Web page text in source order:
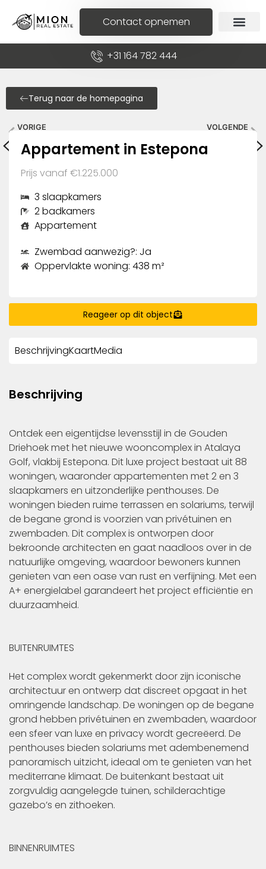
Contact opnemen
+31 164 782 444
Terug naar de homepagina
VORIGE VOLGENDE
Appartement in Estepona
Prijs vanaf €1.225.000
3 slaapkamers
2 badkamers
Appartement
Zwembad aanwezig?: Ja
Oppervlakte woning: 438 m²
Reageer op dit object
BeschrijvingKaartMedia
Beschrijving
Ontdek een eigentijdse levensstijl in de Gouden
Driehoek met het nieuwe wooncomplex in Atalaya
Golf, vlakbij Estepona. Dit luxe project bestaat uit 88
woningen, waaronder appartementen met 2 en 3
slaapkamers en uitzonderlijke penthouses. De
woningen bieden ruime terrassen en solariums, terwijl
de begane grond is voorzien van privétuinen en
zwembaden. Dit complex is ontworpen door
bekroonde architecten en gaat naadloos over in de
natuurlijke omgeving, waardoor bewoners kunnen
genieten van een oase van rust en verfijning. Met een
A+ energielabel garandeert het project efficiëntie en
duurzaamheid.
BUITENRUIMTES
Het complex wordt gekenmerkt door zijn iconische
architectuur en ontwerp dat discreet opgaat in het
omringende landschap. De woningen op de begane
grond hebben privétuinen en zwembaden, waardoor
een sfeer van luxe en privacy wordt gecreëerd. De
penthouses bieden solariums met adembenemend
panoramisch uitzicht, ideaal om te genieten van het
mediterrane klimaat. De buitenkant bestaat uit
zorgvuldig aangelegde tuinen, schilderachtige
gazebo’s en zithoeken.
BINNENRUIMTES